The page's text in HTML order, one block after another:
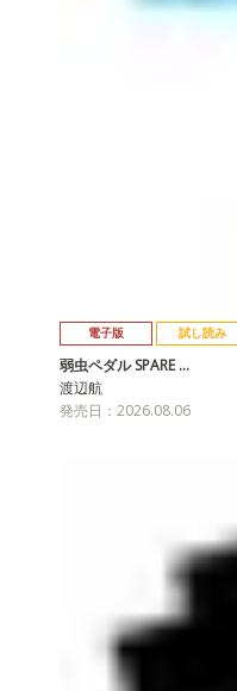
電子版 試し読み
弱虫ペダル SPARE …
渡辺航
発売日：2026.08.06